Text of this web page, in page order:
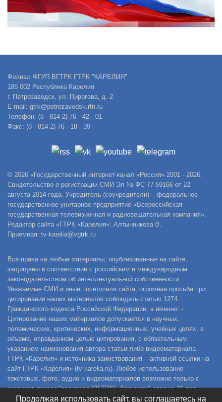
Филиал ФГУП ВГТРК ГТРК "КАРЕЛИЯ"
185 002 Республика Карелия
г. Петрозаводск, ул. Пирогова, д. 2
E-mail: gtrk@petrozavodsk.rfn.ru
Телефон: (8 - 814 2) 76 - 42 - 01
Факс: (8 - 814 2) 76 - 18 - 39
© 2026 «Государственный интернет-канал «Россия» 2001 - 2026.
Свидетельство о регистрации СМИ Эл № ФС 77-59166 от 22
августа 2014 года. Учредитель (соучредители) – федеральное
государственное унитарное предприятие «Всероссийская
государственная телевизионная и радиовещательная компания».
Редактор сайта «ГТРК «Карелия»: Алтынникова В.
Приемная: tv-karelia@vgtrk.ru
Все права на любые материалы, опубликованные на сайте,
защищены в соответствии с российским и международным
законодательством об интеллектуальной собственности.
Уважаемые СМИ и иные посетители сайта, огромная просьба при
цитировании наших материалов соблюдать статью 1274
Гражданского кодекса Российской Федерации, а именно: -
Цитирование наших материалов допускается в научных,
полемических, критических, информационных, учебных целях, в
объеме, оправданном целью цитирования, с обязательным
указанием наименования автора статьи либо видеоматериала -
ГТРК «Карелия» и источника заимствования – активной ссылки на
сайт ГТРК «Карелия» (tv-karelia.ru). Любое использование
текстовых, фото, аудио и видеоматериалов возможно только с
согласия правообладателя (ВГТРК). Для детей старше 16 лет.
Продолжая использовать сайт, вы соглашаетесь на